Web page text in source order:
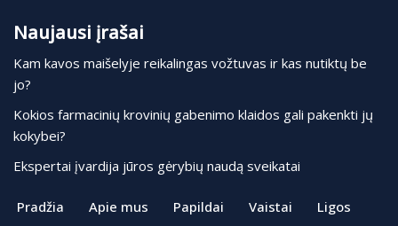
Naujausi įrašai
Kam kavos maišelyje reikalingas vožtuvas ir kas nutiktų be
jo?
Kokios farmacinių krovinių gabenimo klaidos gali pakenkti jų
kokybei?
Ekspertai įvardija jūros gėrybių naudą sveikatai
Pradžia Apie mus Papildai Vaistai Ligos